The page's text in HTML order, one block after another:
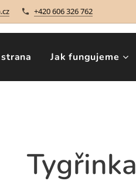
+420 606 326 762
Jak fungujeme
Tygřinka